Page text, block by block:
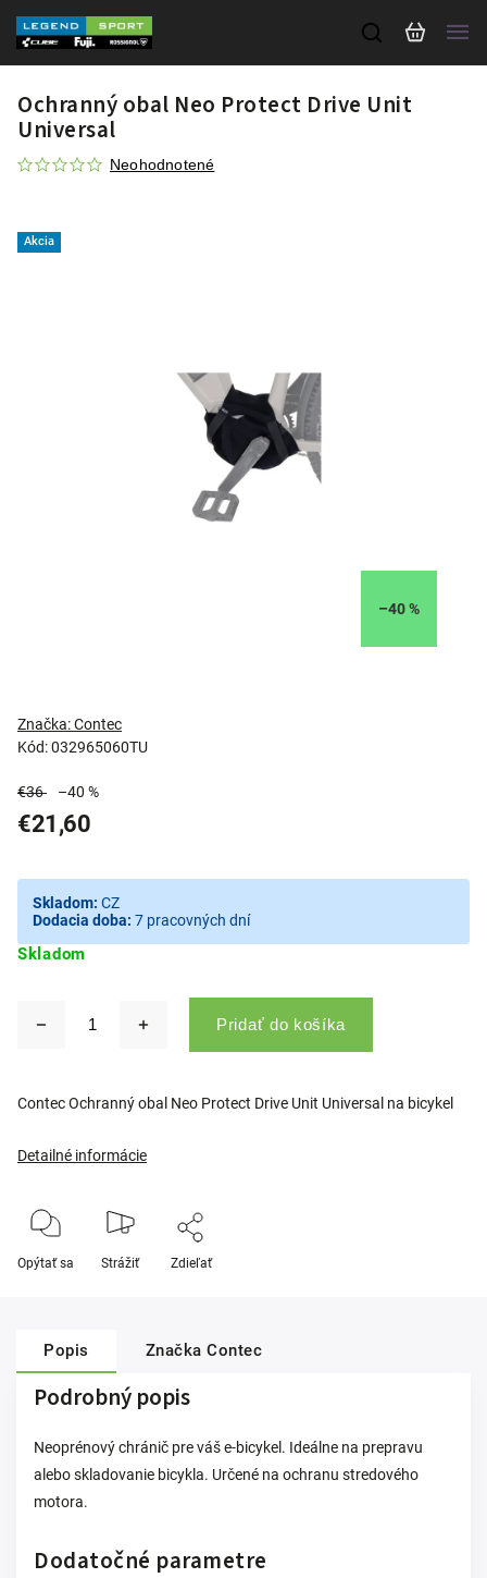
Ochranný obal Neo Protect Drive Unit
Universal
Neohodnotené
Akcia
–40 %
Kód:032965060TU
Značka:Contec
€36 –40 %
€21,60
Skladom
Skladom: CZ
Dodacia doba: 7 pracovných dní
Pridať do košíka
Contec Ochranný obal Neo Protect Drive Unit Universal na bicykel
Detailné informácie
Opýtať sa Strážiť Zdieľať
Popis Značka Contec
Podrobný popis
Neoprénový chránič pre váš e-bicykel. Ideálne na prepravu
alebo skladovanie bicykla. Určené na ochranu stredového
motora.
Dodatočné parametre